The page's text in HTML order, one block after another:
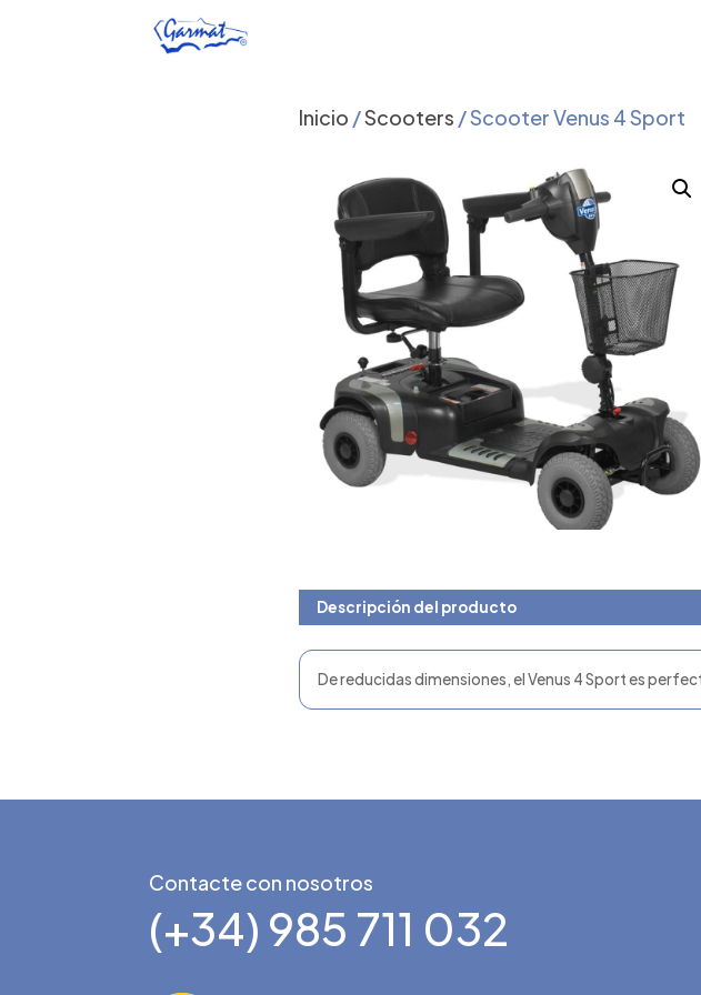
Inicio /Scooters / Scooter Venus 4 Sport
Descripción del producto
De reducidas dimensiones, el Venus 4 Sport es
Contacte con nosotros
(+34) 985 711 032